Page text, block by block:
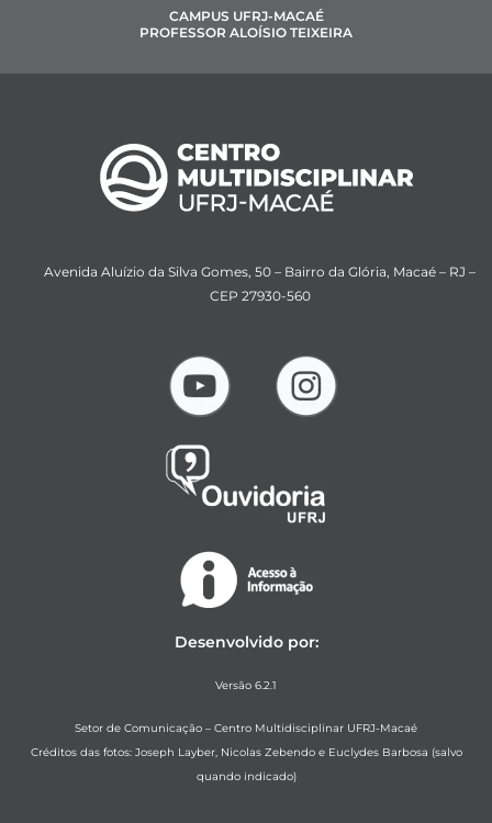
CAMPUS UFRJ-MACAÉ
PROFESSOR ALOÍSIO TEIXEIRA
Avenida Aluízio da Silva Gomes, 50 – Bairro da Glória, Macaé – RJ –
CEP 27930-560
Desenvolvido por:
Versão 6.2.1
Setor de Comunicação – Centro Multidisciplinar UFRJ-Macaé
Créditos das fotos: Joseph Layber, Nicolas Zebendo e Euclydes Barbosa (salvo
quando indicado)